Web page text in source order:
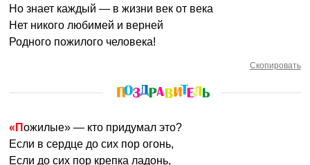
Но знает каждый — в жизни век от века
Нет никого любимей и верней
Родного пожилого человека!
Скопировать
«Пожилые» — кто придумал это?
Если в сердце до сих пор огонь,
Если до сих пор крепка ладонь,